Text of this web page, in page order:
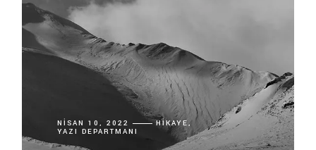
NISAN 10, 2022
HIKAYE
YAZI DEPARTMANI